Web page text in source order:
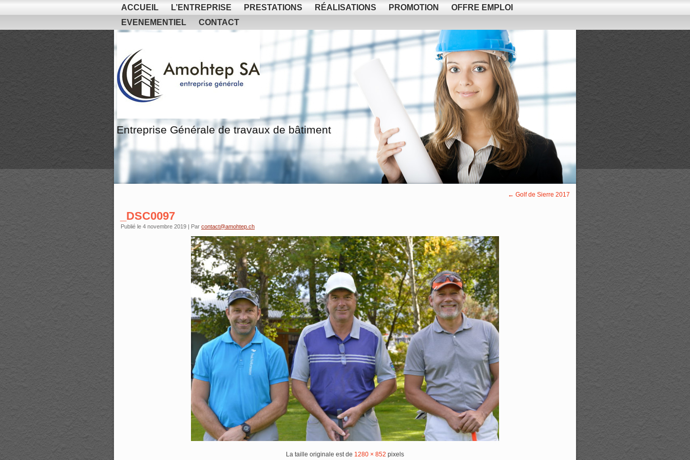
ACCUEIL L’ENTREPRISE PRESTATIONS RÉALISATIONS PROMOTION
OFFRE EMPLOI
EVENEMENTIEL
CONTACT
Entreprise Générale de travaux de bâtiment
← Golf de Sierre 2017
_DSC0097
Publié le 4 novembre 2019 | Par contact@amohtep.ch
La taille originale est de 1280 × 852 pixels